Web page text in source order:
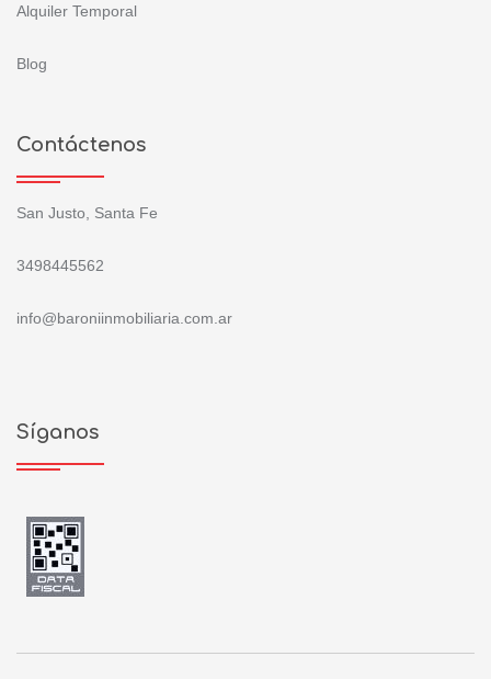
Alquiler Temporal
Blog
Contáctenos
San Justo, Santa Fe
3498445562
info@baroniinmobiliaria.com.ar
Síganos